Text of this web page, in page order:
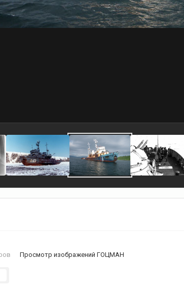
Просмотр изображений ГОЦМАН